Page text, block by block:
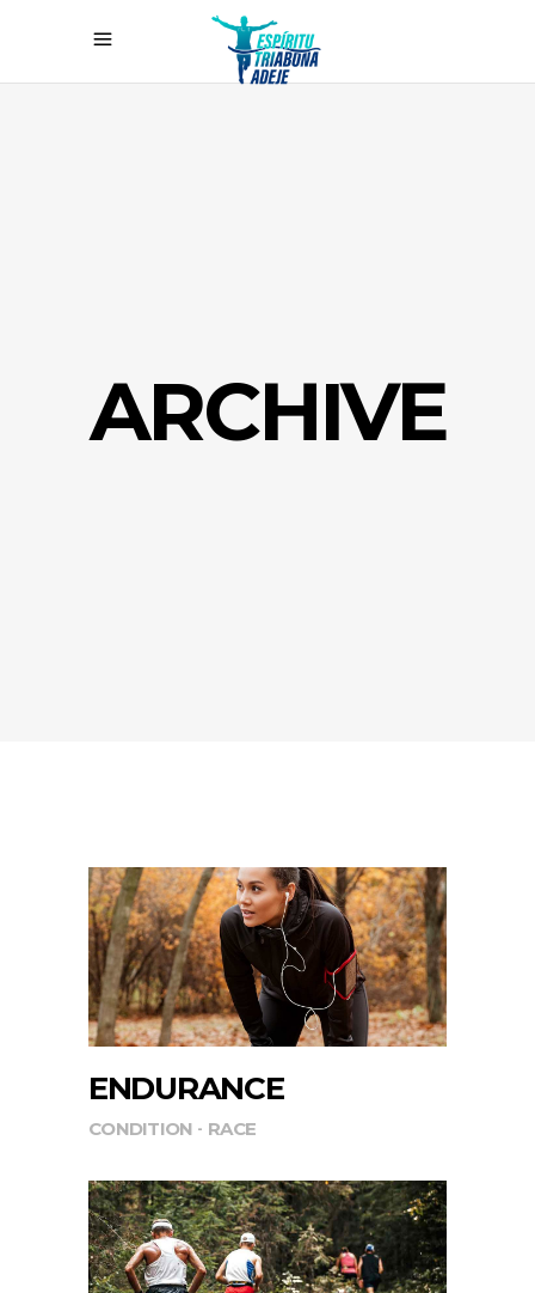
ARCHIVE
ENDURANCE
CONDITION RACE